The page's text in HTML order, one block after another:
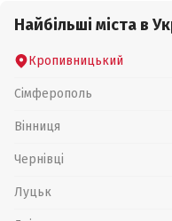
Найбільші міста в
Кропивницький
Сімферополь
Вінниця
Чернівці
Луцьк